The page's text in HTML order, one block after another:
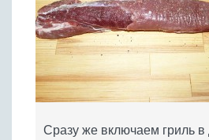
Сразу же включаем гриль в